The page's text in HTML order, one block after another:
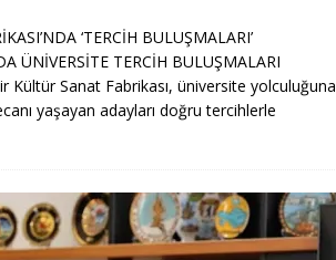
‘TERCİH BULUŞMALARI’
ÜNİVERSİTE TERCİH BULUŞMALARI
Kültür Sanat Fabrikası, üniversite yolculuğuna
yaşayan adayları doğru tercihlerle